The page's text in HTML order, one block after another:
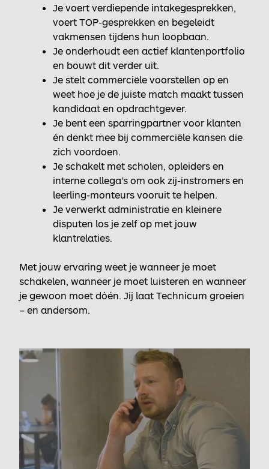
Je voert verdiepende intakegesprekken,
voert TOP-gesprekken en begeleidt
vakmensen tijdens hun loopbaan.
Je onderhoudt een actief klantenportfolio
en bouwt dit verder uit.
Je stelt commerciële voorstellen op en
weet hoe je de juiste match maakt tussen
kandidaat en opdrachtgever.
Je bent een sparringpartner voor klanten
én denkt mee bij commerciële kansen die
zich voordoen.
Je schakelt met scholen, opleiders en
interne collega’s om ook zij-instromers en
leerling-monteurs vooruit te helpen.
Je verwerkt administratie en kleinere
disputen los je zelf op met jouw
klantrelaties.
Met jouw ervaring weet je wanneer je moet
schakelen, wanneer je moet luisteren en wanneer
je gewoon moet dóén. Jij laat Technicum groeien
– en andersom.